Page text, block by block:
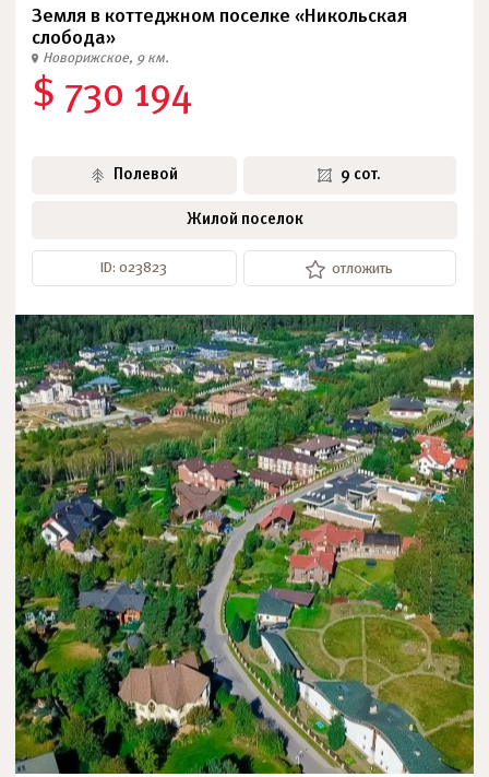
Земля в коттеджном поселке «Никольская
слобода»
Новорижское, 9 км.
$ 730 194
Полевой 9 сот.
Жилой поселок
ID: 023823 отложить